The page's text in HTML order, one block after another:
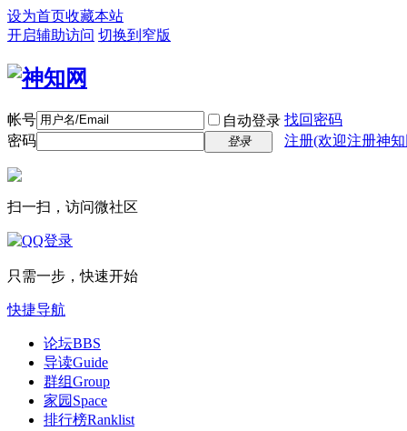
设为首页收藏本站
开启辅助访问 切换到窄版
帐号 自动登录 找回密码
密码
登录 注册(欢迎注册神
扫一扫，访问微社区
只需一步，快速开始
快捷导航
论坛BBS
导读Guide
群组Group
家园 Space
排行榜Ranklist